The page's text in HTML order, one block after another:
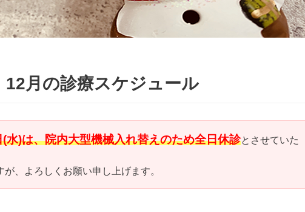
12月の診療スケジュール
水)は、院内大型機械入れ替えのため全日休診とさせていた
、よろしくお願い申し上げます。